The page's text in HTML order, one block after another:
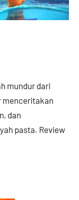
mundur dari
menceritakan
dan
pasta. Review